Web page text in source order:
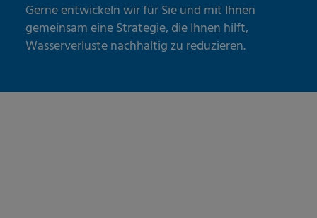
Gerne entwickeln wir für Sie und mit Ihnen
gemeinsam eine Strategie, die Ihnen hilft,
Wasserverluste nachhaltig zu reduzieren.